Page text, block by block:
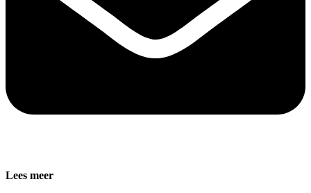
Lees meer